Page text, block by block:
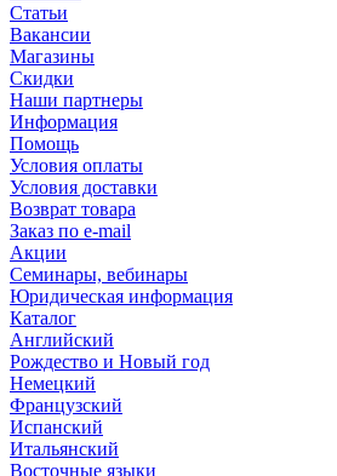
Статьи
Вакансии
Магазины
Скидки
Наши партнеры
Информация
Помощь
Условия оплаты
Условия доставки
Возврат товара
Заказ по e-mail
Акции
Семинары, вебинары
Юридическая информация
Каталог
Английский
Рождество и Новый год
Немецкий
Французский
Испанский
Итальянский
Восточные языки